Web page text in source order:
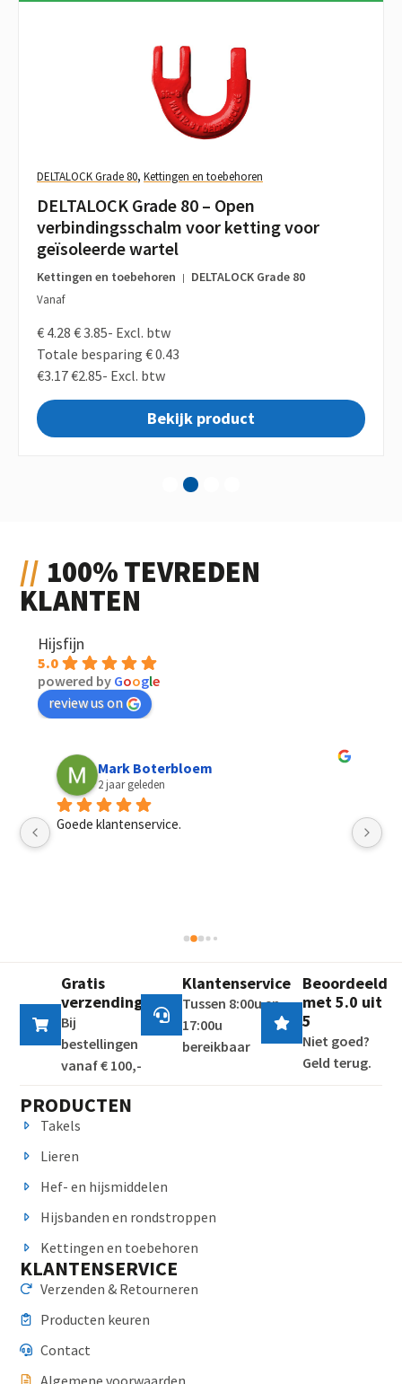
DELTALOCK Grade 80, Kettingen en toebehoren
DELTALOCK Grade 80 – Open
verbindingsschalm voor ketting voor
geïsoleerde wartel
Kettingen en toebehoren | DELTALOCK Grade 80
Vanaf
€ 4.28 € 3.85- Excl. btw
Totale besparing € 0.43
€3.17€2.85- Excl. btw
Bekijk product
4
100% TEVREDEN
KLANTEN
Hijsfijn
5.0
powered by Google
review us on
Mark Boterbloem
2 jaar geleden
Goede klantenservice.
Gratis
verzending
Bij
bestellingen
vanaf € 100,-
Klantenservice
Tussen 8:00u en
17:00u
bereikbaar
Beoordeeld
met 5.0 uit
5
Niet goed?
Geld terug.
PRODUCTEN
Takels
Lieren
Hef- en hijsmiddelen
Hijsbanden en rondstroppen
Kettingen en toebehoren
KLANTENSERVICE
Verzenden & Retourneren
Producten keuren
Contact
Algemene voorwaarden